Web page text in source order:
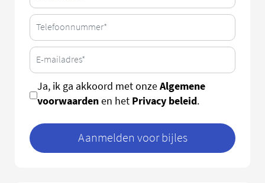
Ja, ik ga akkoord met onzeAlgemene
voorwaardenen het Privacy beleid.
Aanmelden voor bijles